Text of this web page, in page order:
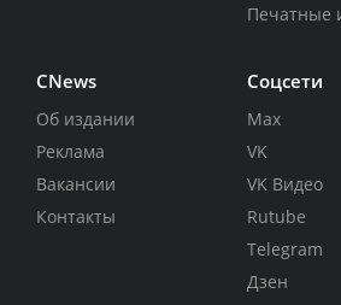
Печатные
CNews
Об издании
Реклама
Вакансии
Контакты
Соцсети
Max
VK
VK Видео
Rutube
Telegram
Дзен